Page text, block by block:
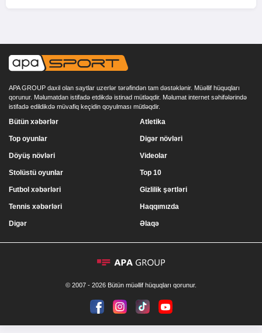
APA GROUP daxil olan saytlar uzerlər tərəfindən tam dəstəklənir. Müəllif hüquqları
qorunur. Məlumatdan istifadə etdikdə istinad mütləqdir. Məlumat internet səhifələrində
istifadə edildikdə müvafiq keçidin qoyulması mütləqdir.
Bütün xəbərlər
Top oyunlar
Döyüş növləri
Stolüstü oyunlar
Atletika
Digər növləri
Videolar
Top 10
Futbol xəbərləri
Tennis xəbərləri
Digər
Gizlilik şərtləri
Haqqımızda
Əlaqə
© 2007 - 2026 Bütün müəllif hüquqları qorunur.